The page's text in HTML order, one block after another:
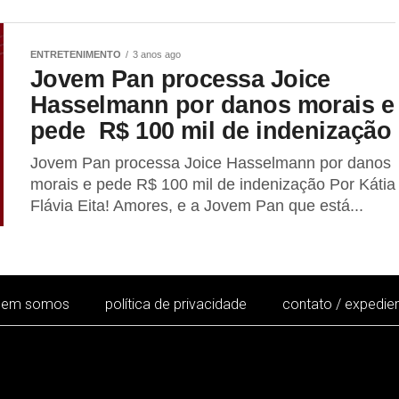
ENTRETENIMENTO 3 anos ago
Jovem Pan processa Joice
Hasselmann por danos morais e
pede R$ 100 mil de indenização
Jovem Pan processa Joice Hasselmann por danos
morais e pede R$ 100 mil de indenização Por Kátia
Flávia Eita! Amores, e a Jovem Pan que está...
somos política de privacidade contato /